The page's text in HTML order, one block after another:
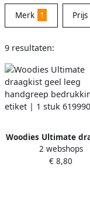
Merk 1 Prijs
9 resultaten:
Woodies Ultimate
geel leeg
bedrukking en
2 webshops
€ 8,80